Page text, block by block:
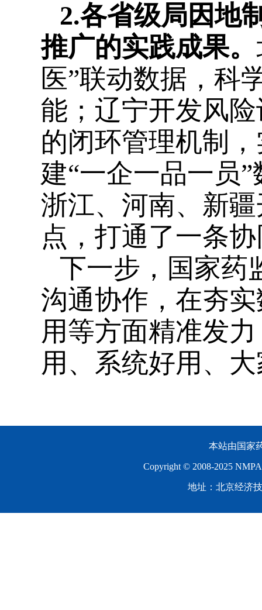
2.各省级局因地
推广的实践成果。
医”联动数据，科
能；辽宁开发风
的闭环管理机制
建“一企一品一员
浙江、河南、新疆
点，打通了一条
下一步，国家药
沟通协作，在夯
用等方面精准发
用、系统好用、
本站由国家
Copyright © 2008-2025
地址：北京经济